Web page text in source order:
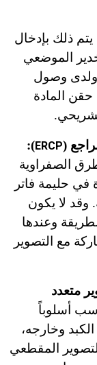
يتم ذلك بإدخال
الموضعي
ولدى وصول
حقن المادة
ERCP
):
الصفراوية
في حليمة فاتر
وقد لا يكون
وعندها
مع التصوير
متعدد
أسلوباً
وخارجه،
المقطعي